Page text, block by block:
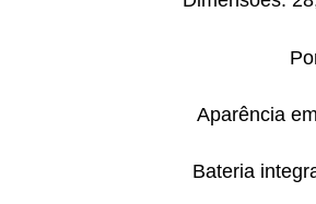
Aparência
Bateria